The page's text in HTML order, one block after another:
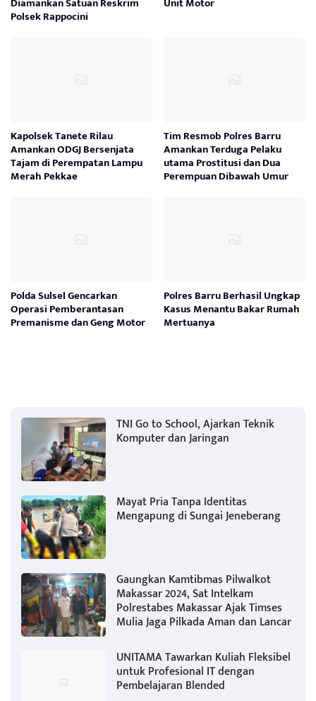
Polsek Rappocini
Kapolsek Tanete Rilau
Amankan ODGJ Bersenjata
Tajam di Perempatan Lampu
Merah Pekkae
Tim Resmob Polres Barru
Amankan Terduga Pelaku
utama Prostitusi dan Dua
Perempuan Dibawah Umur
Polda Sulsel Gencarkan
Operasi Pemberantasan
Premanisme dan Geng Motor
Polres Barru Berhasil Ungkap
Kasus Menantu Bakar Rumah
Mertuanya
TNI Go to School, Ajarkan Teknik
Komputer dan Jaringan
Mayat Pria Tanpa Identitas
Mengapung di Sungai Jeneberang
Gaungkan Kamtibmas Pilwalkot
Makassar 2024, Sat Intelkam
Polrestabes Makassar Ajak Timses
Mulia Jaga Pilkada Aman dan Lancar
UNITAMA Tawarkan Kuliah Fleksibel
untuk Profesional IT dengan
Pembelajaran Blended